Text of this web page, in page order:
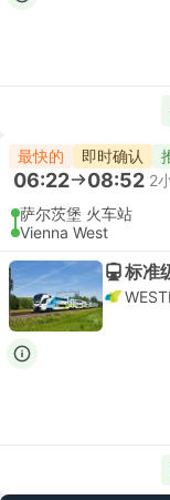
最快的 即时确认
06:22 08:52 2
萨尔茨堡 火车站
Vienna West
标准